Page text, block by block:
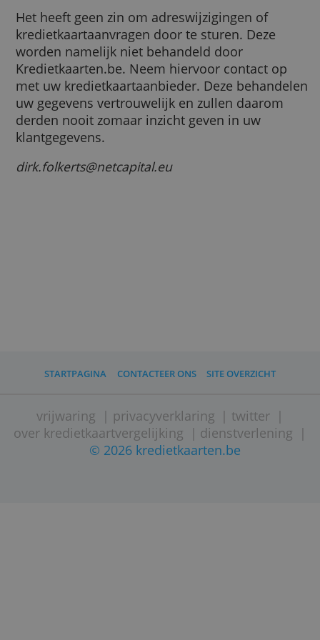
Bedrijfsnaam: Netcapital
Straatnaam: Spacelab 47
Postcode: 3824 MR
Plaats: Amersfoort
Land: Nederland
BTW Nr. NL853008280B01
Telefoon: 0641815487
uw gegevens vertrouwelijk en zullen
klantgegevens.
dirk.folkerts@netcapital.eu